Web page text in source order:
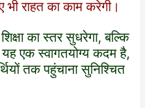
राहत का काम करेगी।
का स्तर सुधरेगा, बल्कि
यह एक स्वागतयोग्य कदम है,
तक पहुंचाना सुनिश्चित